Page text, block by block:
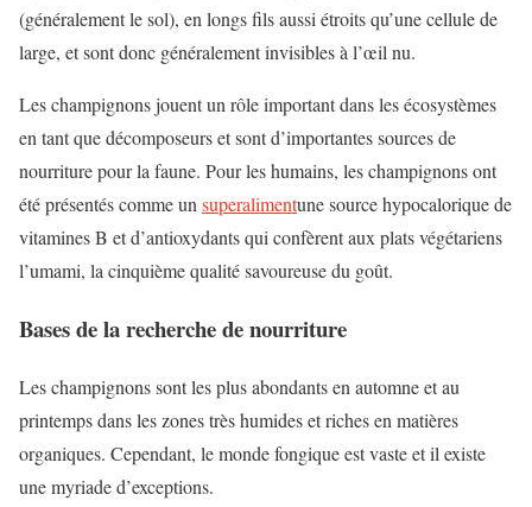
(généralement le sol), en longs fils aussi étroits qu’une cellule de
large, et sont donc généralement invisibles à l’œil nu.
Les champignons jouent un rôle important dans les écosystèmes
en tant que décomposeurs et sont d’importantes sources de
nourriture pour la faune. Pour les humains, les champignons ont
été présentés comme unsuperalimentune source hypocalorique de
vitamines B et d’antioxydants qui confèrent aux plats végétariens
l’umami, la cinquième qualité savoureuse du goût.
Bases de la recherche de nourriture
Les champignons sont les plus abondants en automne et au
printemps dans les zones très humides et riches en matières
organiques. Cependant, le monde fongique est vaste et il existe
une myriade d’exceptions.